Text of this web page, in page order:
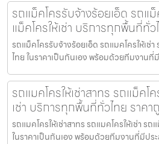
รถแม็คโครรับจ้างร้อยเอ็ด รถแ
แม็คโครให้เช่า บริการทุกพื้นที่ทั่
รถแม็คโครรับจ้างร้อยเอ็ด รถแมคโครให้เช่
ไทย ในราคาเป็นกันเอง พร้อมด้วยทีมงาน
รถแมคโครให้เช่าสาทร รถแม็คโ
เช่า บริการทุกพื้นที่ทั่วไทย ราคา
รถแมคโครให้เช่าสาทร รถแมคโครให้เช่า ร
ในราคาเป็นกันเอง พร้อมด้วยทีมงานที่มีปร